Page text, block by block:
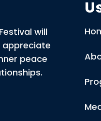
will
appreciate
peace